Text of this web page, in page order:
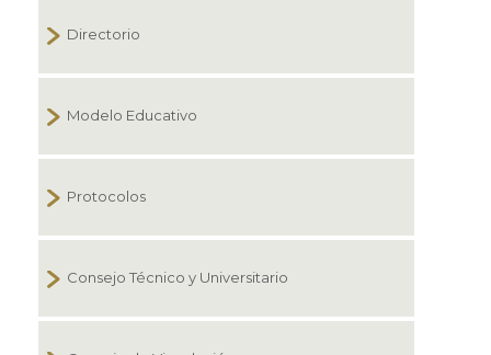
Directorio
Modelo Educativo
Protocolos
Consejo Técnico y Universitario